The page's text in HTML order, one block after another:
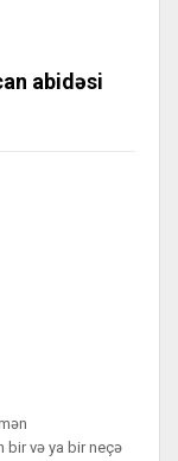
abidəsi
bir və ya bir neçə